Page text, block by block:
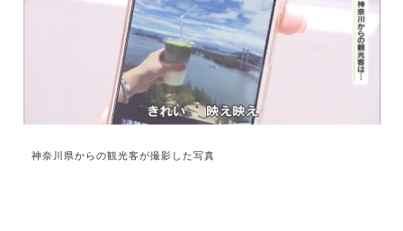
神奈川県からの観光客が撮影した写真